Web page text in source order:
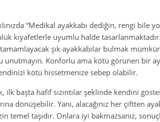
“Medikal ayakkabı dediğin, rengi bile
kıyafetlerle uyumlu halde
şık ayakkabılar bulmak mümkün.
Konforlu ama kötü görünen bir
kötü hissetmenize sebep olabilir.
ilk başta hafif sızıntılar şeklinde kendini
dönüşebilir. Yani, alacağınız her çiftten
temel taşıdır. Onlara iyi bakmazsanız,